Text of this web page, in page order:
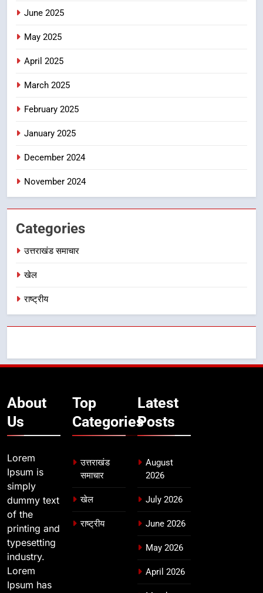
June 2025
May 2025
April 2025
March 2025
February 2025
January 2025
December 2024
November 2024
Categories
उत्तराखंड समाचार
खेल
राष्ट्रीय
About
Us
Lorem
Ipsum is
simply
dummy text
of the
printing and
typesetting
industry.
Lorem
Ipsum has
Top
Categories
उत्तराखंड
समाचार
खेल
राष्ट्रीय
Latest
Posts
August
2026
July 2026
June 2026
May 2026
April 2026